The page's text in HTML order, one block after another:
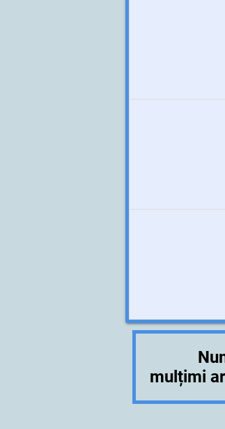
mulțimi